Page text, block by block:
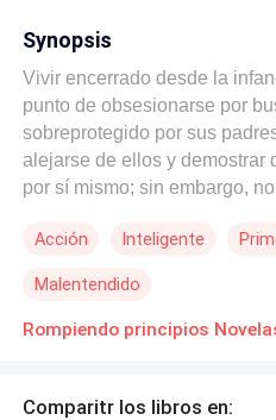
Synopsis
Vivir encerrado desde la
punto de obsesionarse por
sobreprotegido por sus
alejarse de ellos y demostrar
por sí mismo; sin embargo,
libertad, destruyendo todo lo
la moral…
Acción Inteligente
Malentendido
Comparitr los libros en: